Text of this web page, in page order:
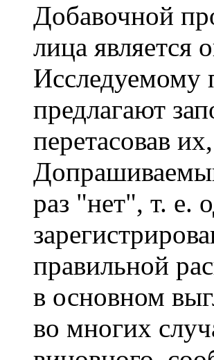
Добавочной
лица является
Исследуемому
предлагают
перетасовав
раз "нет", т. е.
правильной
в основном
во многих